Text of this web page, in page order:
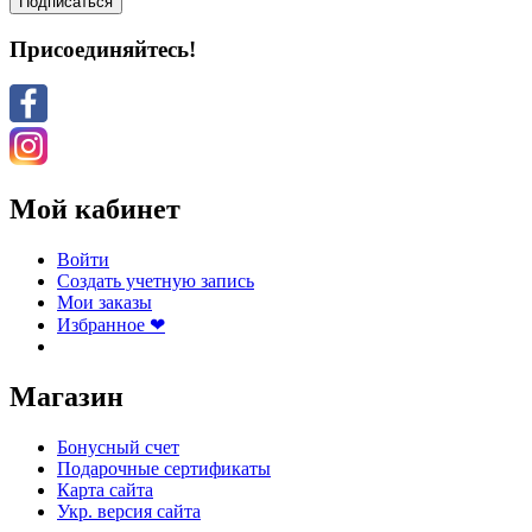
Присоединяйтесь!
Мой кабинет
Войти
Создать учетную запись
Мои заказы
Избранное ❤
Магазин
Бонусный счет
Подарочные сертификаты
Карта сайта
Укр. версия сайта